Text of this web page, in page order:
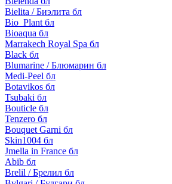
Bielita / Биэлита бл
Bio_Plant бл
Bioaqua бл
Marrakech Royal Spa бл
Black бл
Blumarine / Блюмарин бл
Medi-Peel бл
Botavikos бл
Tsubaki бл
Bouticle бл
Tenzero бл
Bouquet Garni бл
Skin1004 бл
Jmella in France бл
Abib бл
Brelil / Брелил бл